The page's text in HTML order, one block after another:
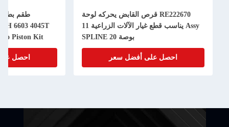
RE222670 قرص القابض يحركه لوحة
Assy يناسب قطع غيار الآلات الزراعية 11
بوصة 20 SPLINE
احصل على أفضل سعر
6603 4045T
Piston Kit
احصل